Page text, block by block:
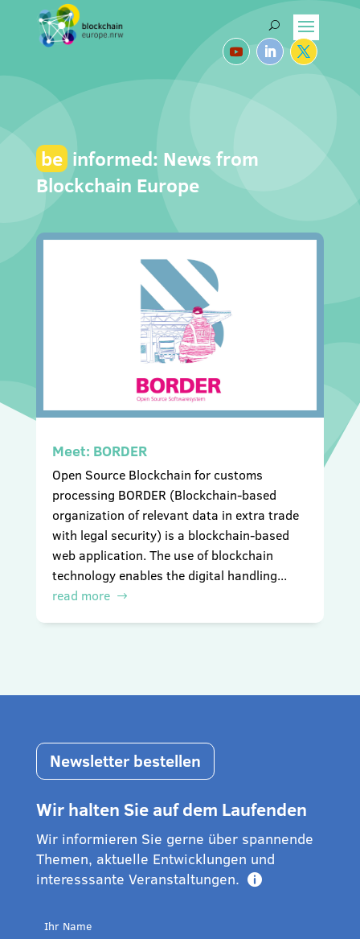
be informed: News from
Blockchain Europe
Meet: BORDER
Open Source Blockchain for customs
processing BORDER (Blockchain-based
organization of relevant data in extra trade
with legal security) is a blockchain-based
web application. The use of blockchain
technology enables the digital handling...
read more
Newsletter bestellen
Wir halten Sie auf dem Laufenden
Wir informieren Sie gerne über spannende
Themen, aktuelle Entwicklungen und
interesssante Veranstaltungen.

Ihr Name